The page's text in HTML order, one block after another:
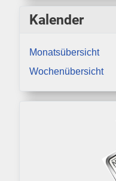
Kalender
Monatsübersicht
Wochenübersicht